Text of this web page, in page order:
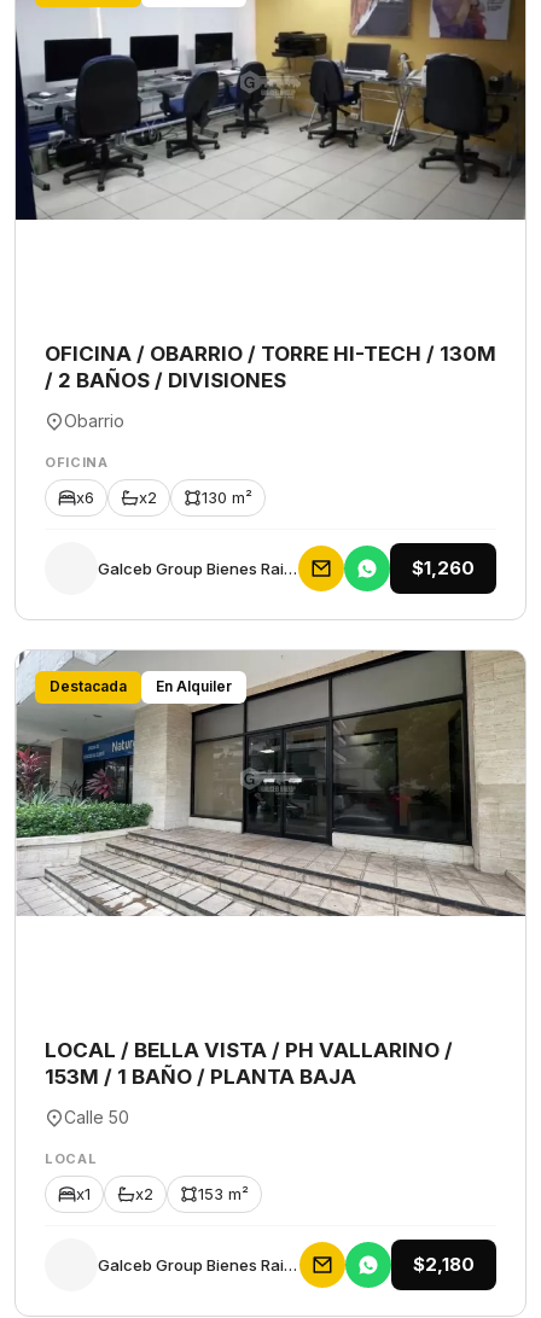
OFICINA / OBARRIO / TORRE HI-TECH / 130M
/ 2 BAÑOS / DIVISIONES
Obarrio
OFICINA
x6 x2 130 m²
Galceb Group Bienes Raices $1,260
Destacada En Alquiler
LOCAL / BELLA VISTA / PH VALLARINO /
153M / 1 BAÑO / PLANTA BAJA
Calle 50
LOCAL
x1 x2 153 m²
Galceb Group Bienes Raices $2,180